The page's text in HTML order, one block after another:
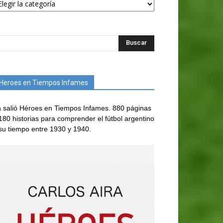
Heroes en Tiempos Infames
salió Héroes en Tiempos Infames. 880 páginas
historias para comprender el fútbol argentino
tiempo entre 1930 y 1940.